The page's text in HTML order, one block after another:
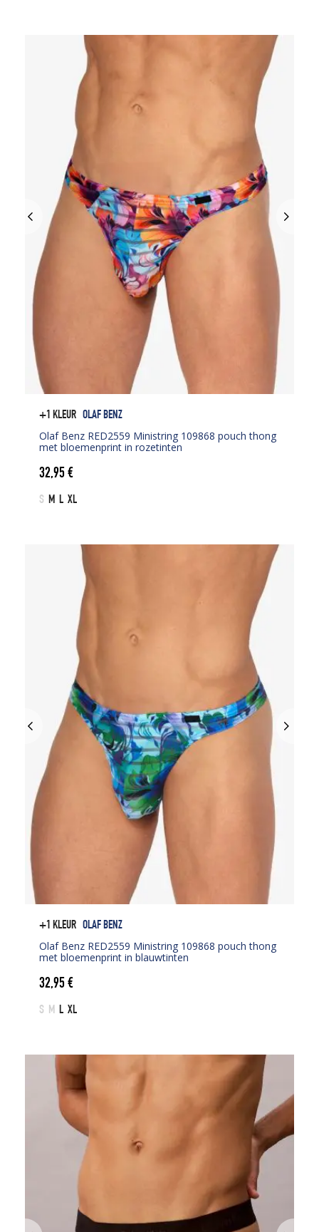
+1 KLEUR OLAF BENZ
Olaf Benz RED2559 Ministring 109868 pouch thong
met bloemenprint in rozetinten
32,95€
S M L XL
+1 KLEUR OLAF BENZ
Olaf Benz RED2559 Ministring 109868 pouch thong
met bloemenprint in blauwtinten
32,95€
S M L XL